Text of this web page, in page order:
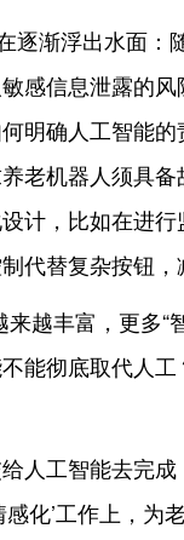
逐渐浮出水面：
感信息泄露的
明确人工智能
老机器人须具
计，比如在进
代替复杂按钮，
来越丰富，更多
能彻底取代人
人工智能去完
化’工作上，